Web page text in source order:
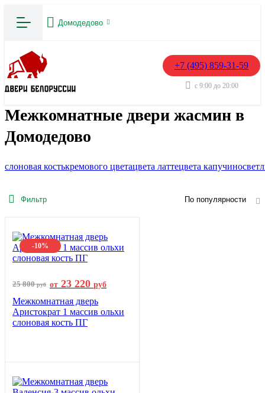
Домодедово
+7 (495) 859-31-59
с 9:00 до 20:00
Межкомнатные двери жасмин в
Домодедово
слоновая костькремового цветацвета латтецвета капучино
Фильтр По популярности
-10%
25 800руб от 23 220 руб
Межкомнатная дверь
Аристократ 1 массив ольхи
слоновая кость ПГ